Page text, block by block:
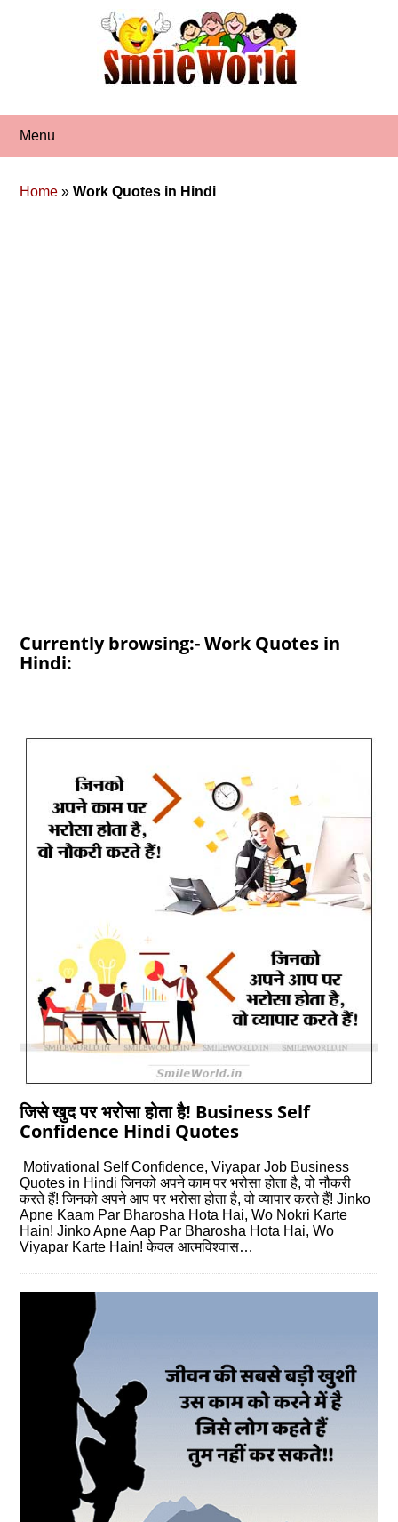
Menu
Home »Work Quotes in Hindi
Currently browsing:- Work Quotes in
Hindi:
जिसे खुद पर भरोसा होता है! Business Self
Confidence Hindi Quotes
Motivational Self Confidence, Viyapar Job Business
Quotes in Hindi जिनको अपने काम पर भरोसा होता है, वो नौकरी
करते हैं! जिनको अपने आप पर भरोसा होता है, वो व्‍यापार करते हैं! Jinko
Apne Kaam Par Bharosha Hota Hai, Wo Nokri Karte
Hain! Jinko Apne Aap Par Bharosha Hota Hai, Wo
Viyapar Karte Hain! केवल आत्‍मविश्वास…